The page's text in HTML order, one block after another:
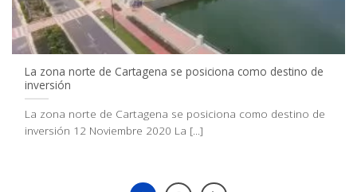
La zona norte de Cartagena se posiciona como destino de
inversión
La zona norte de Cartagena se posiciona como destino de
inversión 12 Noviembre 2020 La [...]